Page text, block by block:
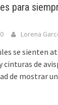
para
Lorena
se sienten
de
de mostrar